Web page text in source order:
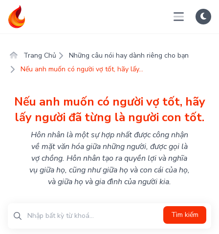
Trang Chủ
Những câu nói hay dành riêng cho bạn
Nếu anh muốn có người vợ tốt, hãy lấy...
Nếu anh muốn có người vợ tốt, hãy
lấy người đã từng là người con tốt.
Hôn nhân là một sự hợp nhất được công nhận
về mặt văn hóa giữa những người, được gọi là
vợ chồng. Hôn nhân tạo ra quyền lợi và nghĩa
vụ giữa họ, cũng như giữa họ và con cái của họ,
và giữa họ và gia đình của người kia.
Tìm kiếm